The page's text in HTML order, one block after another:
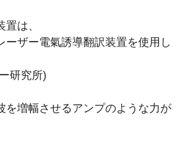
は、
ーザー電氣誘導翻訳装置を使用し
研究所)
を増幅させるアンプのような力が